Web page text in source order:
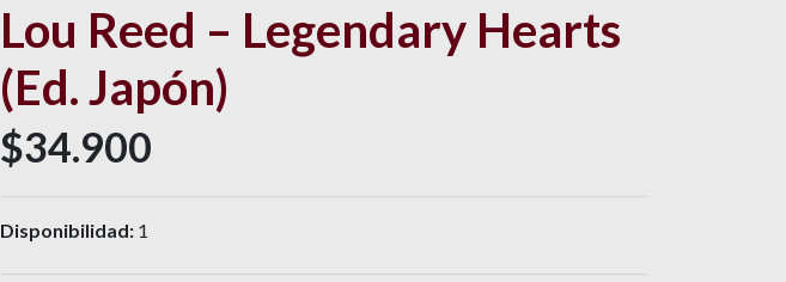
Lou Reed – Legendary Hearts
(Ed. Japón)
$34.900
Disponibilidad: 1